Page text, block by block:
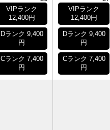
VIPランク
12,400円
Dランク 9,400
円
Cランク 7,400
円
VIPランク
12,400円
Dランク 9,400
円
Cランク 7,400
円